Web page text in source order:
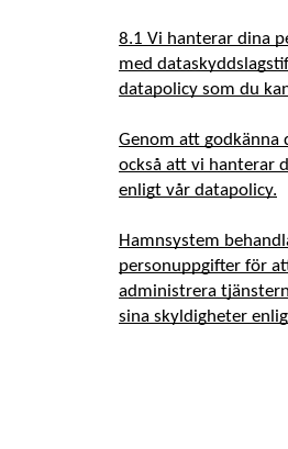
8.1 Vi hanterar dina
med
datapolicy som du
Genom att godkänna
också att vi hanterar
enligt vår datapolicy.
Hamnsystem
personuppgifter för
administrera
sina skyldigheter